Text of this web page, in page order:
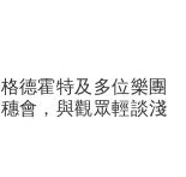
德霍特及多位樂團
會，與觀眾輕談淺